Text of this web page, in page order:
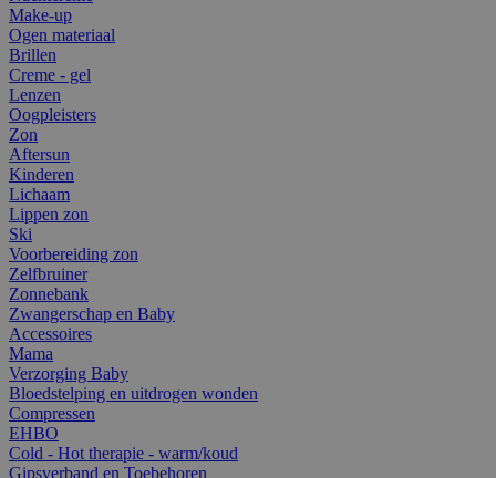
Make-up
Ogen materiaal
Brillen
Creme - gel
Lenzen
Oogpleisters
Zon
Aftersun
Kinderen
Lichaam
Lippen zon
Ski
Voorbereiding zon
Zelfbruiner
Zonnebank
Zwangerschap en Baby
Accessoires
Mama
Verzorging Baby
Bloedstelping en uitdrogen wonden
Compressen
EHBO
Cold - Hot therapie - warm/koud
Gipsverband en Toebehoren